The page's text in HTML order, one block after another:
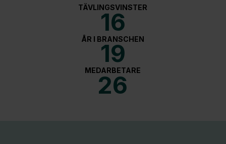
TÄVLINGSVINSTER
16
ÅR I BRANSCHEN
19
MEDARBETARE
26